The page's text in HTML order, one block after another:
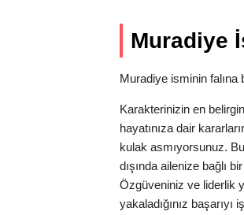
Muradiye
Muradiye isminin falına
Karakterinizin en
hayatınıza dair
kulak asmıyorsunuz.
dışında ailenize bağlı
Özgüveniniz ve liderlik
yakaladığınız